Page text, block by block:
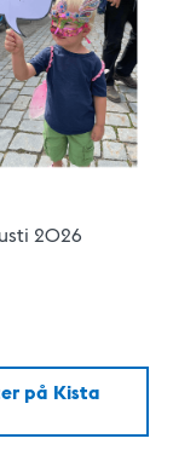
2026
på Kista